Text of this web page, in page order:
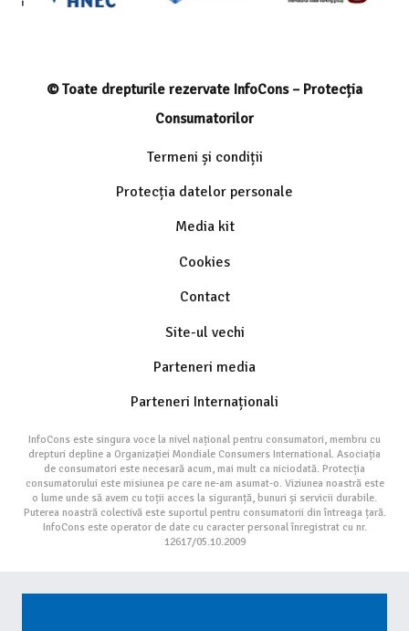
© Toate drepturile rezervate InfoCons – Protecția
Consumatorilor
Termeni și condiții
Protecția datelor personale
Media kit
Cookies
Contact
Site-ul vechi
Parteneri media
Parteneri Internaționali
InfoCons este singura voce la nivel național pentru consumatori, membru cu
drepturi depline a Organizației Mondiale Consumers International. Asociația
de consumatori este necesară acum, mai mult ca niciodată. Protecția
consumatorului este misiunea pe care ne-am asumat-o. Viziunea noastră este
o lume unde să avem cu toții acces la siguranță, bunuri și servicii durabile.
Puterea noastră colectivă este suportul pentru consumatorii din întreaga țară.
InfoCons este operator de date cu caracter personal înregistrat cu nr.
12617/05.10.2009